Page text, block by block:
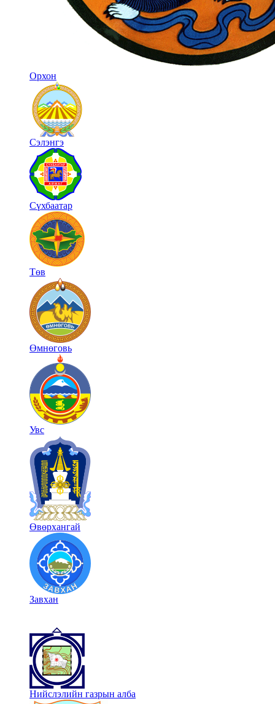
Орхон
Сэлэнгэ
Сүхбаатар
Төв
Өмнөговь
Увс
Өвөрхангай
Завхан
Нийслэлийн газрын алба